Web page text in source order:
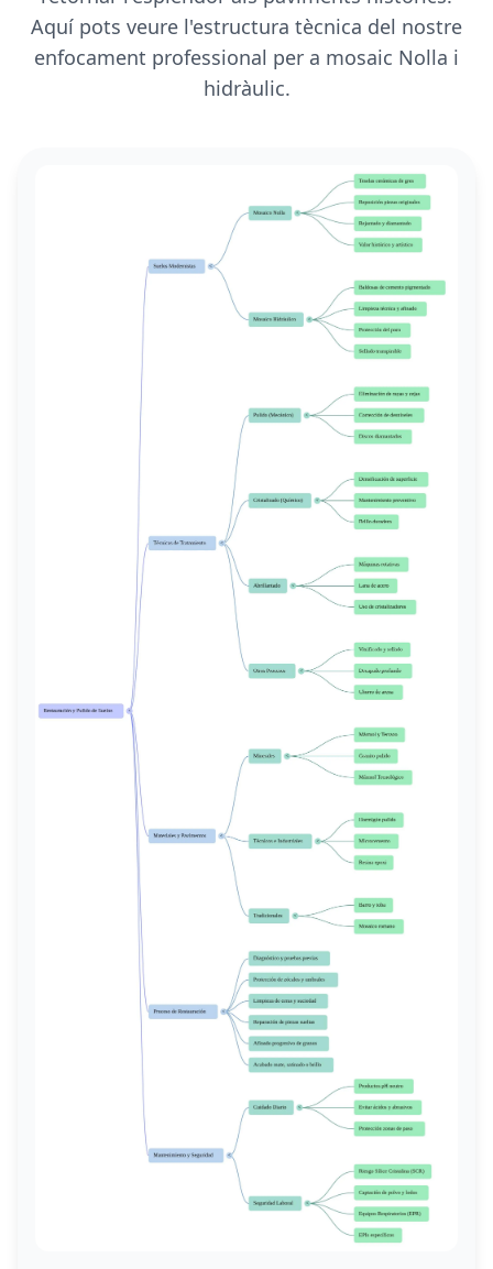
Aquí pots veure l'estructura tècnica del nostre
enfocament professional per a mosaic Nolla i
hidràulic.